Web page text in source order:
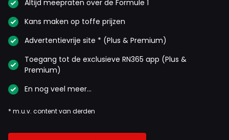
Altijd meepraten over de Formule 1
Kans maken op toffe prijzen
Advertentievrije site * (Plus & Premium)
Toegang tot de exclusieve RN365 app (Plus &
Premium)
En nog veel meer…
* m.u.v. content van derden